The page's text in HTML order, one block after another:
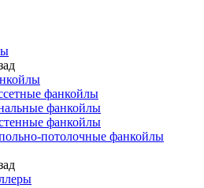
фанкойлы
фанкойлы
фанкойлы
потолочные фанкойлы